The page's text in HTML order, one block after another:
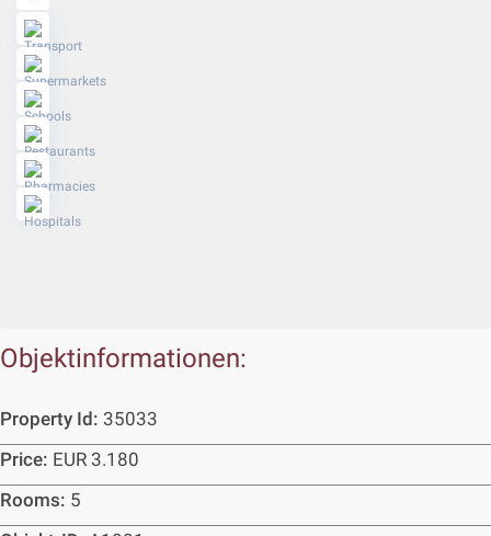
Objektinformationen:
Property Id: 35033
Price: EUR 3.180
Rooms: 5